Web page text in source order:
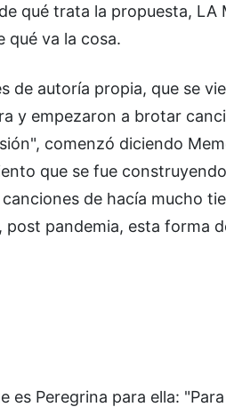
qué trata la propuesta, LA
qué va la cosa.
de autoría propia, que se
y empezaron a brotar
comenzó diciendo
que se fue
de hacía mucho
pandemia, esta forma
Peregrina para ella: